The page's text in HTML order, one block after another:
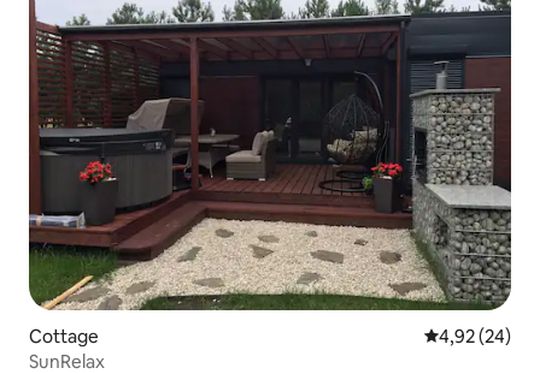
Cottage
4,92 (24)
SunRelax